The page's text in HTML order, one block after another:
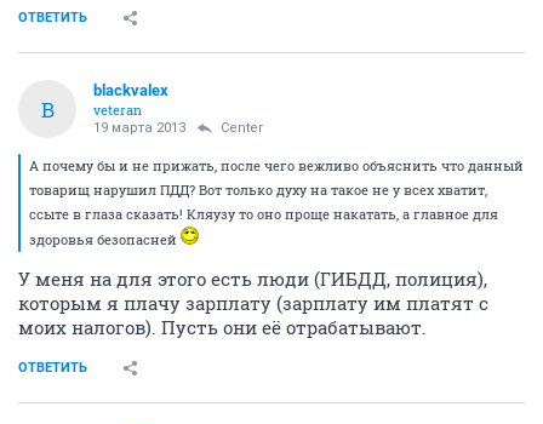
ОТВЕТИТЬ
B
blackvalex
veteran
19 марта 2013 Center
А почему бы и не прижать, после чего вежливо объяснить что данный
товарищ нарушил ПДД? Вот только духу на такое не у всех хватит,
ссыте в глаза сказать! Кляузу то оно проще накатать, а главное для
здоровья безопасней
У меня на для этого есть люди (ГИБДД, полиция),
которым я плачу зарплату (зарплату им платят с
моих налогов). Пусть они её отрабатывают.
ОТВЕТИТЬ